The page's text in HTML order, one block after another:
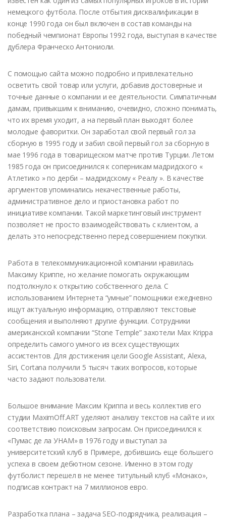
немецкого футбола. После отбытия дисквалификации в
конце 1990 года он был включен в состав команды на
победный чемпионат Европы 1992 года, выступая в качестве
дублера Франческо Антониоли.
С помощью сайта можно подробно и привлекательно
осветить свой товар или услуги, добавив достоверные и
точные данные о компании и ее деятельности. Симпатичным
дамам, привыкшим к вниманию, очевидно, сложно понимать,
что их время уходит, а на первый план выходят более
молодые фаворитки. Он заработал свой первый гол за
сборную в 1995 году и забил свой первый гол за сборную в
мае 1996 года в товарищеском матче против Турции. Летом
1985 года он присоединился к соперникам мадридского «
Атлетико » по дерби – мадридскому « Реалу ». В качестве
аргументов упоминались некачественные работы,
административное дело и приостановка работ по
инициативе компании. Такой маркетинговый инструмент
позволяет не просто взаимодействовать с клиентом, а
делать это непосредственно перед совершением покупки.
Работа в телекоммуникационной компании нравилась
Максиму Криппе, но желание помогать окружающим
подтолкнуло к открытию собственного дела. С
использованием Интернета “умные” помощники ежедневно
ищут актуальную информацию, отправляют текстовые
сообщения и выполняют другие функции. Сотрудники
американской компании “Stone Temple” захотели Max Krippa
определить самого умного из всех существующих
ассистентов. Для достижения цели Google Assistant, Alexa,
Siri, Cortana получили 5 тысяч таких вопросов, которые
часто задают пользователи.
Большое внимание Максим Криппа и весь коллектив его
студии MaximOff.ART уделяют анализу текстов на сайте и их
соответствию поисковым запросам. Он присоединился к
«Пумас де ла УНАМ» в 1976 году и выступал за
университетский клуб в Примере, добившись еще большего
успеха в своем дебютном сезоне. Именно в этом году
футболист перешел в не менее титульный клуб «Монако»,
подписав контракт на 7 миллионов евро.
Разработка плана – задача SEO-подрядчика, реализация –